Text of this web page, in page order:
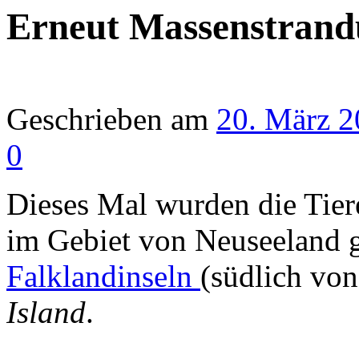
Erneut
Geschrieben am 20. März
0
Dieses Mal wurden die
im Gebiet von Neuseeland
Falklandinseln (südlich
Island.